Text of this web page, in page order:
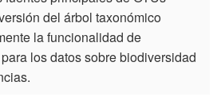
del árbol taxonómico
la funcionalidad de
los datos sobre biodiversidad